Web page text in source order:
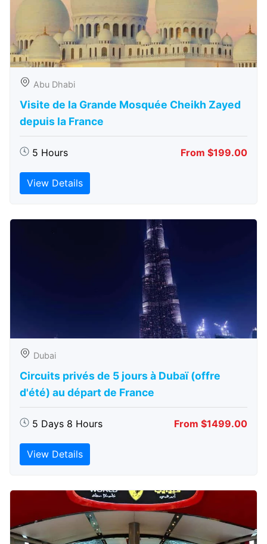
Abu Dhabi
Visite de la Grande Mosquée Cheikh Zayed
depuis la France
5 Hours From $199.00
View Details
Dubai
Circuits privés de 5 jours à Dubaï (offre
d'été) au départ de France
5 Days 8 Hours From $1499.00
View Details